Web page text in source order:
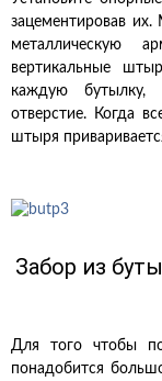
зацементировав
металлическую
вертикальные
каждую бутылку,
отверстие. Когда
штыря
Забор из
Для того чтобы
понадобится